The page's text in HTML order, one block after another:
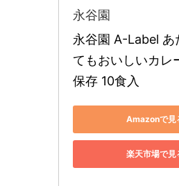
永谷園
永谷園 A-Label あ
てもおいしいカレ
保存 10食入
Amazonで見
楽天市場で見